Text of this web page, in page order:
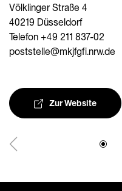
Völklinger Straße 4
40219 Düsseldorf
Telefon +49 211 837-02
poststelle@mkjfgfi.nrw.de
Zur Website